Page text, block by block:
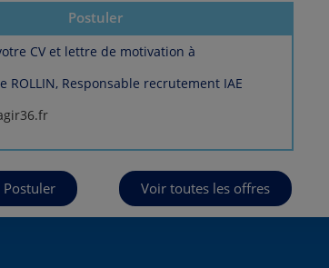
Postuler
CV et lettre de motivation à
ROLLIN, Responsable recrutement IAE
Postuler Voir toutes les offres